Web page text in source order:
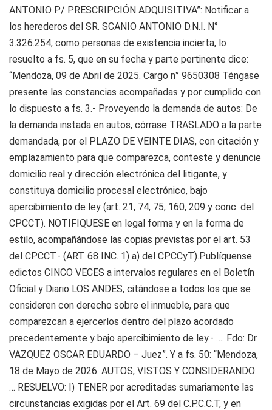
ANTONIO P/ PRESCRIPCIÓN ADQUISITIVA”: Notificar a
los herederos del SR. SCANIO ANTONIO D.N.I. N°
3.326.254, como personas de existencia incierta, lo
resuelto a fs. 5, que en su fecha y parte pertinente dice:
“Mendoza, 09 de Abril de 2025. Cargo n° 9650308 Téngase
presente las constancias acompañadas y por cumplido con
lo dispuesto a fs. 3.- Proveyendo la demanda de autos: De
la demanda instada en autos, córrase TRASLADO a la parte
demandada, por el PLAZO DE VEINTE DIAS, con citación y
emplazamiento para que comparezca, conteste y denuncie
domicilio real y dirección electrónica del litigante, y
constituya domicilio procesal electrónico, bajo
apercibimiento de ley (art. 21, 74, 75, 160, 209 y conc. del
CPCCT). NOTIFIQUESE en legal forma y en la forma de
estilo, acompañándose las copias previstas por el art. 53
del CPCCT.- (ART. 68 INC. 1) a) del CPCCyT).Publíquense
edictos CINCO VECES a intervalos regulares en el Boletín
Oficial y Diario LOS ANDES, citándose a todos los que se
consideren con derecho sobre el inmueble, para que
comparezcan a ejercerlos dentro del plazo acordado
precedentemente y bajo apercibimiento de ley.- …. Fdo: Dr.
VAZQUEZ OSCAR EDUARDO – Juez”. Y a fs. 50: “Mendoza,
18 de Mayo de 2026. AUTOS, VISTOS Y CONSIDERANDO:
… RESUELVO: I) TENER por acreditadas sumariamente las
circunstancias exigidas por el Art. 69 del C.P.C.C.T, y en